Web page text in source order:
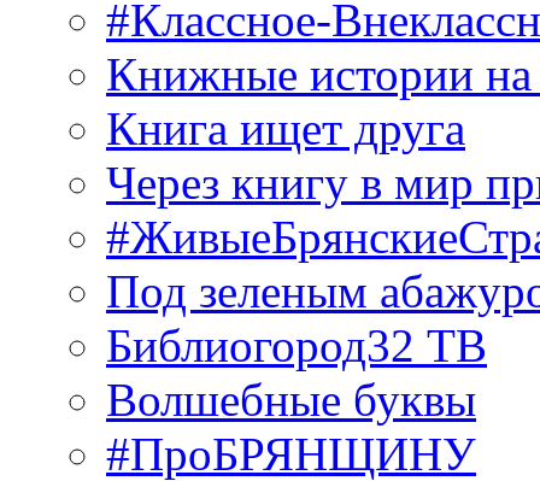
#Классное-
Книжные истории
Книга ищет друга
Через книгу в мир
Под зеленым
Библиогород32 ТВ
Волшебные буквы
#ПроБРЯНЩИНУ